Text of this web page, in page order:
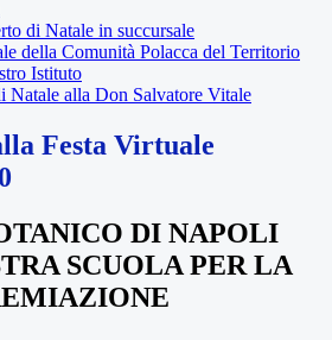
di Natale in succursale
della Comunità Polacca del Territorio
Istituto
Natale alla Don Salvatore Vitale
Festa Virtuale
DI NAPOLI
SCUOLA PER LA